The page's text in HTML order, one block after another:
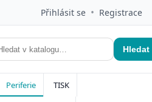
Přihlásit se • Registrace
Hledat
Periferie TISK